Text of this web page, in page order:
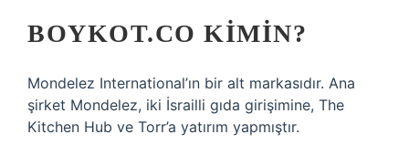
BOYKOT.CO KIMIN?
Mondelez International’ın bir alt markasıdır. Ana
şirket Mondelez, iki İsrailli gıda girişimine, The
Kitchen Hub ve Torr’a yatırım yapmıştır.